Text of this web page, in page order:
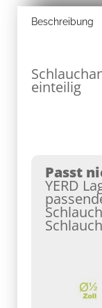
Beschreibung
einteilig
Passt
YERD